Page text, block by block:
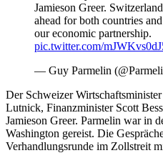
Jamieson Greer.
ahead for both countries
our economic partnership.
pic.twitter.com/
— Guy Parmelin
Der Schweizer
Lutnick, Finanzminister Scott
Jamieson Greer. Parmelin war in
Washington gereist. Die
Verhandlungsrunde im Zollstreit